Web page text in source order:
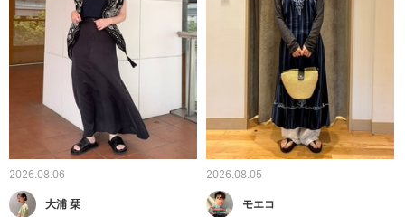
2026.08.06
大浦 栞
2026.08.05
モエコ